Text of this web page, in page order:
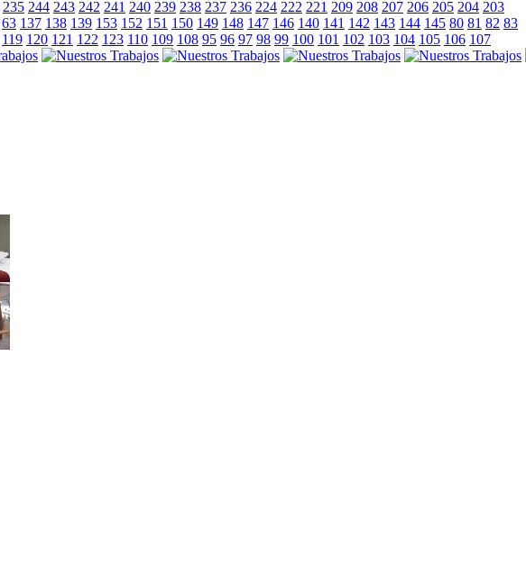
235 244 243 242 241 240 239 238 237 236 224 222 221 209 208 207 206 205 204 203
63 137 138 139 153 152 151 150 149 148 147 146 140 141 142 143 144 145 80 81 82 83
119 120 121 122 123 110 109 108 95 96 97 98 99 100 101 102 103 104 105 106 107